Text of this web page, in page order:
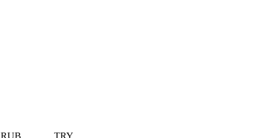
RUB
TRY